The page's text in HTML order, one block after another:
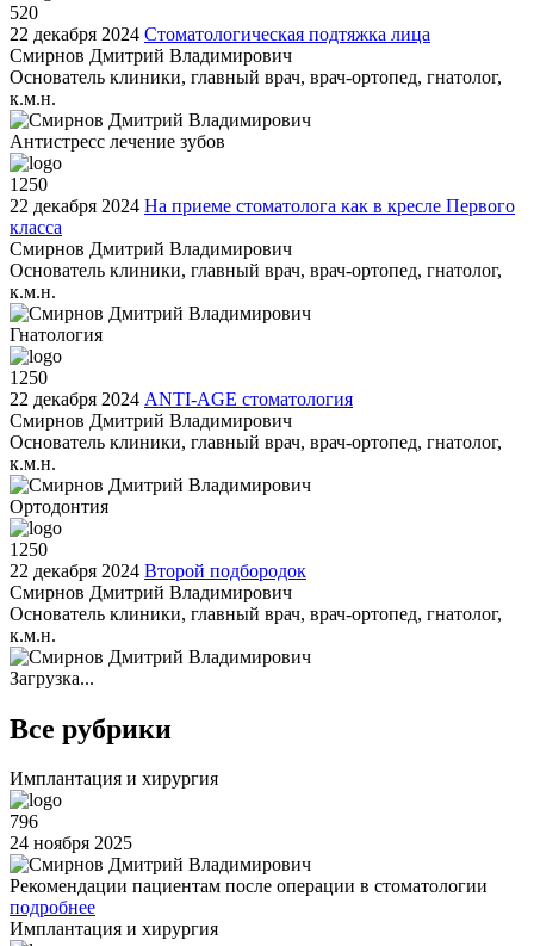
520
22 декабря 2024 Стоматологическая подтяжка лица
Смирнов Дмитрий Владимирович
Основатель клиники, главный врач, врач-ортопед, гнатолог,
к.м.н.
Антистресс лечение зубов
1250
22 декабря 2024 На приеме стоматолога как в кресле Первого
класса
Смирнов Дмитрий Владимирович
Основатель клиники, главный врач, врач-ортопед, гнатолог,
к.м.н.
Гнатология
1250
22 декабря 2024 ANTI-AGE стоматология
Смирнов Дмитрий Владимирович
Основатель клиники, главный врач, врач-ортопед, гнатолог,
к.м.н.
Ортодонтия
1250
22 декабря 2024 Второй подбородок
Смирнов Дмитрий Владимирович
Основатель клиники, главный врач, врач-ортопед, гнатолог,
к.м.н.
Загрузка...
Все рубрики
Имплантация и хирургия
796
24 ноября 2025
Рекомендации пациентам после операции в стоматологии
подробнее
Имплантация и хирургия